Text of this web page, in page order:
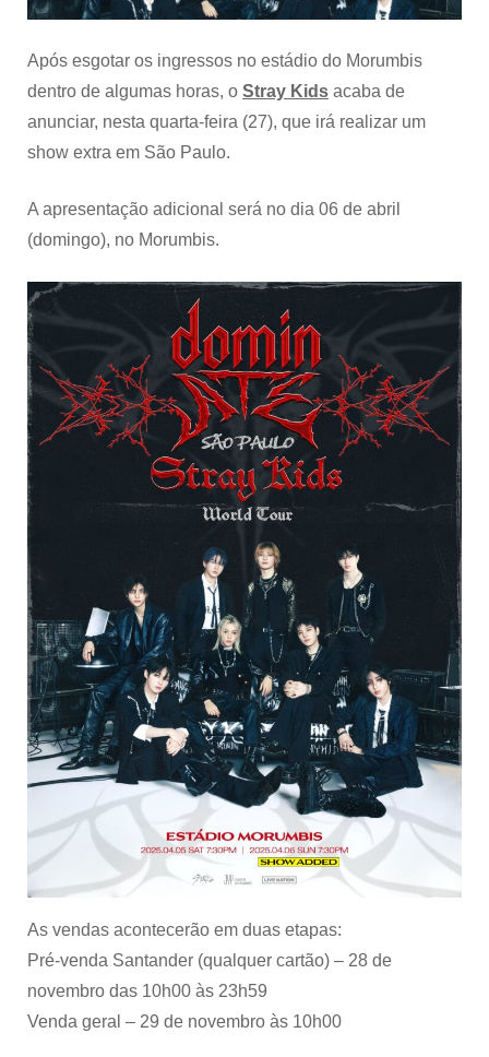
Após esgotar os ingressos no estádio do Morumbis
dentro de algumas horas, o Stray Kids acaba de
anunciar, nesta quarta-feira (27), que irá realizar um
show extra em São Paulo.
A apresentação adicional será no dia 06 de abril
(domingo), no Morumbis.
As vendas acontecerão em duas etapas:
Pré-venda Santander (qualquer cartão) – 28 de
novembro das 10h00 às 23h59
Venda geral – 29 de novembro às 10h00